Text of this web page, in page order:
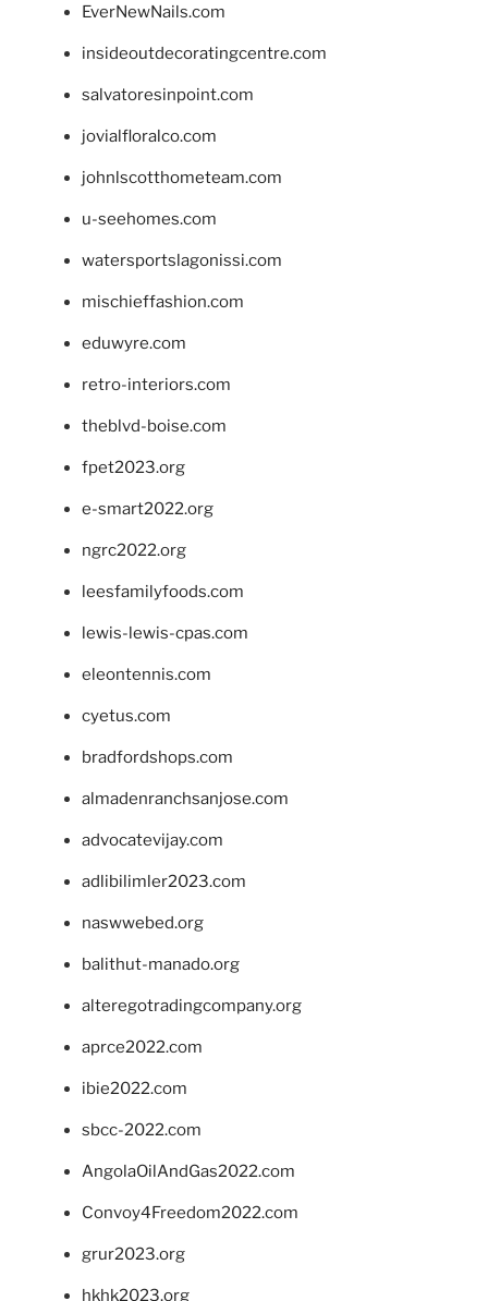
EverNewNails.com
insideoutdecoratingcentre.com
salvatoresinpoint.com
jovialfloralco.com
johnlscotthometeam.com
u-seehomes.com
watersportslagonissi.com
mischieffashion.com
eduwyre.com
retro-interiors.com
theblvd-boise.com
fpet2023.org
e-smart2022.org
ngrc2022.org
leesfamilyfoods.com
lewis-lewis-cpas.com
eleontennis.com
cyetus.com
bradfordshops.com
almadenranchsanjose.com
advocatevijay.com
adlibilimler2023.com
naswwebed.org
balithut-manado.org
alteregotradingcompany.org
aprce2022.com
ibie2022.com
sbcc-2022.com
AngolaOilAndGas2022.com
Convoy4Freedom2022.com
grur2023.org
hkhk2023.org